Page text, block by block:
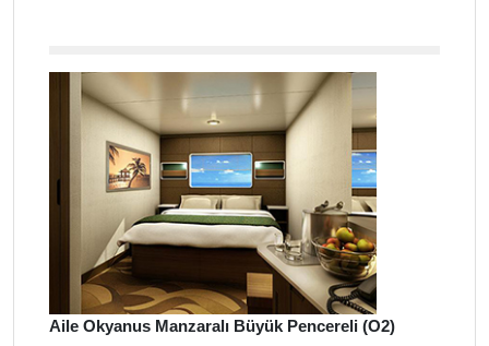
Aile Okyanus Manzaralı Büyük Pencereli (O2)